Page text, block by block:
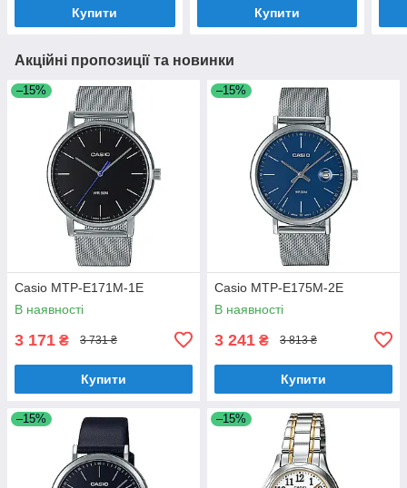
Купити Купити
Акційні пропозиції та новинки
–15%
Casio MTP-E171M-1E
В наявності
3 171 ₴ 3 731 ₴
Купити
–15%
Casio MTP-E175M-2E
В наявності
3 241 ₴ 3 813 ₴
Купити
–15% –15%